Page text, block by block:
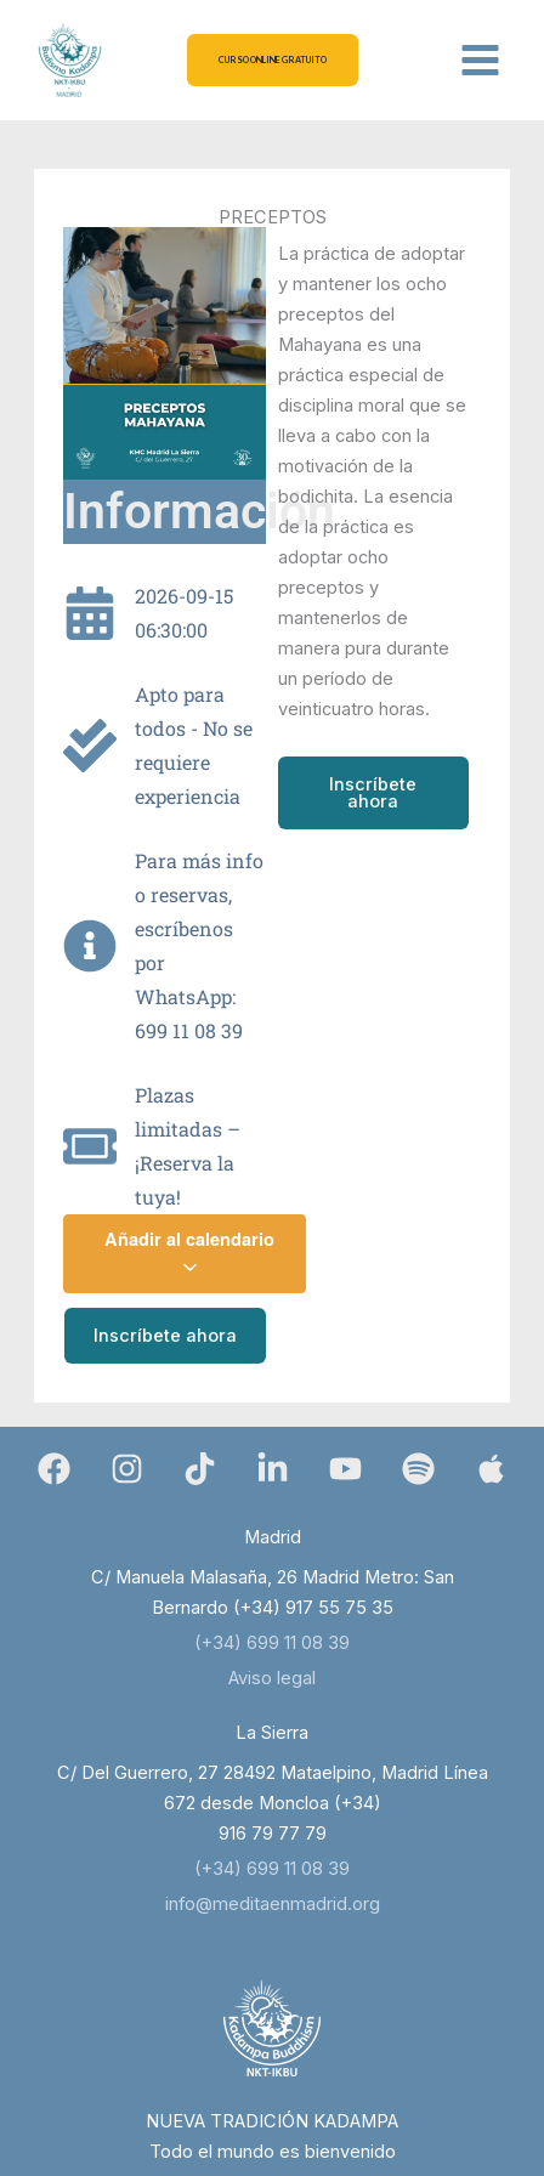
contenido
CURSO ONLINE GRATUITO
PRECEPTOS
Información
2026-09-15
06:30:00
Apto para
todos - No se
requiere
experiencia
Para más info
o reservas,
escríbenos
por
WhatsApp:
699 11 08 39
Plazas
limitadas –
¡Reserva la
tuya!
Inscríbete ahora
La práctica de adoptar
y mantener los ocho
preceptos del
Mahayana es una
práctica especial de
disciplina moral que se
lleva a cabo con la
motivación de la
bodichita. La esencia
de la práctica es
adoptar ocho
preceptos y
mantenerlos de
manera pura durante
un período de
veinticuatro horas.
Inscríbete
ahora
Madrid
C/ Manuela Malasaña, 26 Madrid Metro: San
Bernardo (+34) 917 55 75 35
(+34) 699 11 08 39
Aviso legal
La Sierra
C/ Del Guerrero, 27 28492 Mataelpino, Madrid Línea
672 desde Moncloa (+34)
916 79 77 79
(+34) 699 11 08 39
info@meditaenmadrid.org
NUEVA TRADICIÓN KADAMPA
Todo el mundo es bienvenido